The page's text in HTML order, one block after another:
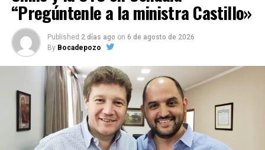
“Pregúntenle a la ministra Castillo»
Published 2 días ago on 6 de agosto de 2026
By Bocadepozo